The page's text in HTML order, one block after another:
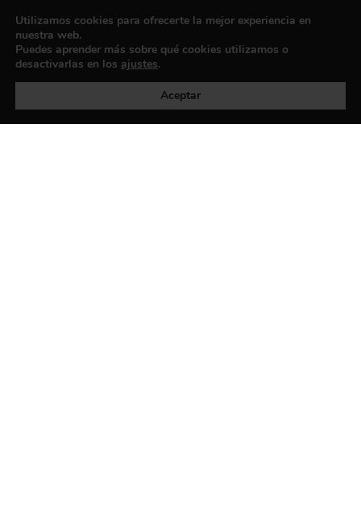
Política de privacidad
Utilizamos cookies para ofrecerte la mejor experiencia en
nuestra web.
Puedes aprender más sobre qué cookies utilizamos o
desactivarlas en los ajustes.
Aceptar